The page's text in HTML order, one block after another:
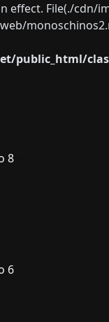
effect. File(./
public_html/
8
6